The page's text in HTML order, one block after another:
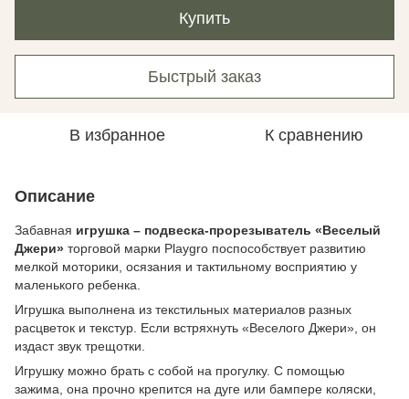
Купить
Быстрый заказ
В избранное К сравнению
Описание
Забавная игрушка – подвеска-прорезыватель «Веселый
Джери» торговой марки Playgro поспособствует развитию
мелкой моторики, осязания и тактильному восприятию у
маленького ребенка.
Игрушка выполнена из текстильных материалов разных
расцветок и текстур. Если встряхнуть «Веселого Джери», он
издаст звук трещотки.
Игрушку можно брать с собой на прогулку. С помощью
зажима, она прочно крепится на дуге или бампере коляски,